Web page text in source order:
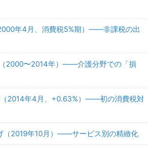
年4月、消費税5%期）――非課税の出
2000〜2014年）――介護分野での「損
（2014年4月、+0.63%）――初の消費税対
（2019年10月）――サービス別の精緻化